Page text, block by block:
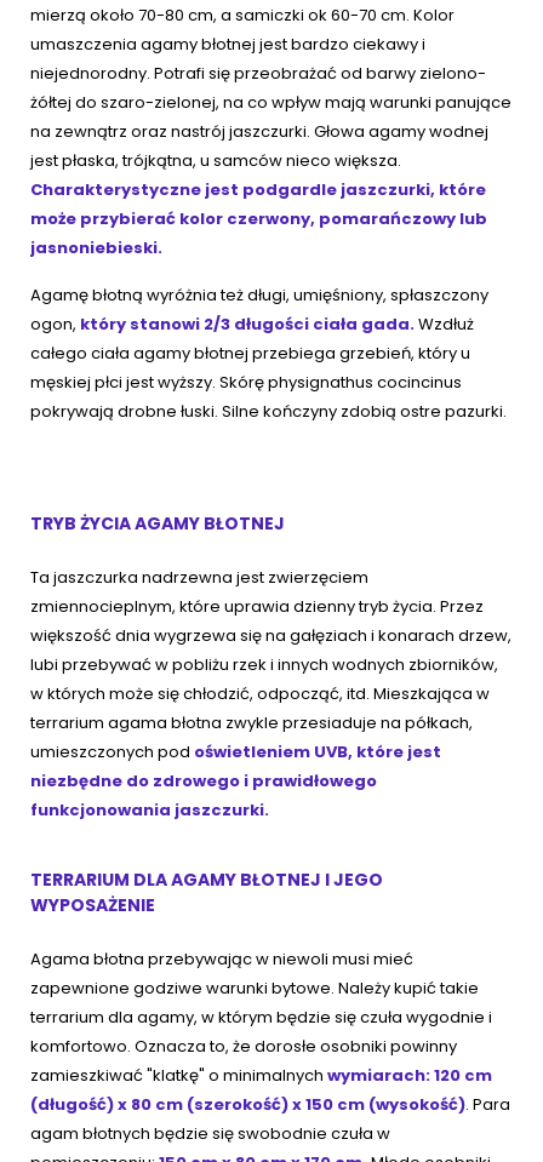
mierzą około 70-80 cm, a samiczki ok 60-70 cm. Kolor
umaszczenia agamy błotnej jest bardzo ciekawy i
niejednorodny. Potrafi się przeobrażać od barwy zielono-
żółtej do szaro-zielonej, na co wpływ mają warunki panujące
na zewnątrz oraz nastrój jaszczurki. Głowa agamy wodnej
jest płaska, trójkątna, u samców nieco większa.
Charakterystyczne jest podgardle jaszczurki, które
może przybierać kolor czerwony, pomarańczowy lub
jasnoniebieski.
Agamę błotną wyróżnia też długi, umięśniony, spłaszczony
ogon, który stanowi 2/3 długości ciała gada.Wzdłuż
całego ciała agamy błotnej przebiega grzebień, który u
męskiej płci jest wyższy. Skórę physignathus cocincinus
pokrywają drobne łuski. Silne kończyny zdobią ostre pazurki.
TRYB ŻYCIA AGAMY BŁOTNEJ
Ta jaszczurka nadrzewna jest zwierzęciem
zmiennocieplnym, które uprawia dzienny tryb życia. Przez
większość dnia wygrzewa się na gałęziach i konarach drzew,
lubi przebywać w pobliżu rzek i innych wodnych zbiorników,
w których może się chłodzić, odpocząć, itd. Mieszkająca w
terrarium agama błotna zwykle przesiaduje na półkach,
umieszczonych pod oświetleniem UVB, które jest
niezbędne do zdrowego i prawidłowego
funkcjonowania jaszczurki.
TERRARIUM DLA AGAMY BŁOTNEJ I JEGO
WYPOSAŻENIE
Agama błotna przebywając w niewoli musi mieć
zapewnione godziwe warunki bytowe. Należy kupić takie
terrarium dla agamy, w którym będzie się czuła wygodnie i
komfortowo. Oznacza to, że dorosłe osobniki powinny
zamieszkiwać "klatkę" o minimalnych wymiarach: 120 cm
(długość) x 80 cm (szerokość) x 150 cm (wysokość). Para
agam błotnych będzie się swobodnie czuła w